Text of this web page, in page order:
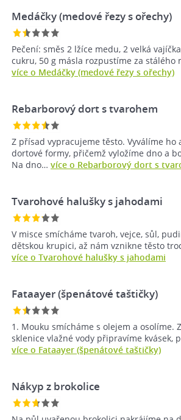
Medáčky (medové řezy s ořechy)
Pečení: směs 2 lžíce medu, 2 velká
cukru, 50 g másla rozpustíme za stálého
více o Medáčky (medové řezy s ořechy)
Rebarborový dort s tvarohem
Z přísad vypracujeme těsto. Vyválíme ho
dortové formy, přičemž vyložíme dno a
Na dno… více o Rebarborový dort s
Tvarohové halušky s jahodami
V misce smícháme tvaroh, vejce, sůl,
dětskou krupici, až nám vznikne těsto
více o Tvarohové halušky s jahodami
Fataayer (špenátové taštičky)
1. Mouku smícháme s olejem a osolíme.
sklenice vlažné vody připravíme kvásek,
více o Fataayer (špenátové taštičky)
Nákyp z brokolice